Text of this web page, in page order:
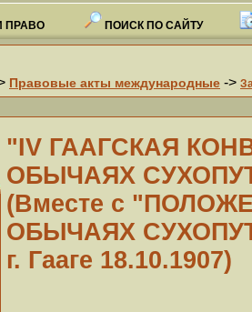
ПРАВО ПОИСК ПО САЙТУ
Правовые акты международные ->
"IV ГААГСКАЯ
ОБЫЧАЯХ
(Вместе с
ОБЫЧАЯХ
г. Гааге 18.10.1907)